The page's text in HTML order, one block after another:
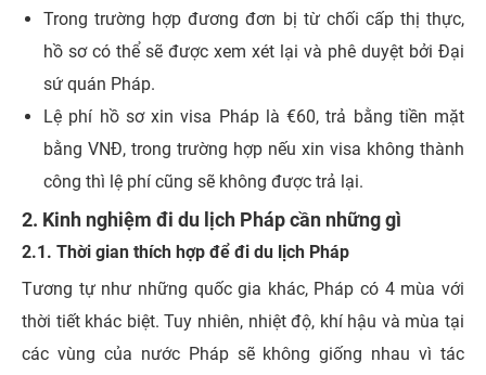
Trong trường hợp đương đơn bị từ chối cấp thị thực,
hồ sơ có thể sẽ được xem xét lại và phê duyệt bởi Đại
sứ quán Pháp.
Lệ phí hồ sơ xin visa Pháp là €60, trả bằng tiền mặt
bằng VNĐ, trong trường hợp nếu xin visa không thành
công thì lệ phí cũng sẽ không được trả lại.
2. Kinh ng​hiệm đi du lịch Pháp cần những gì
2.1. Thời gian thích hợp để đi du lịch Pháp
Tương tự như những quốc gia khác, Pháp có 4 mùa với
thời tiết khác biệt. Tuy nhiên, nhiệt độ, khí hậu và mùa tại
các vùng của nước Pháp sẽ không giống nhau vì tác